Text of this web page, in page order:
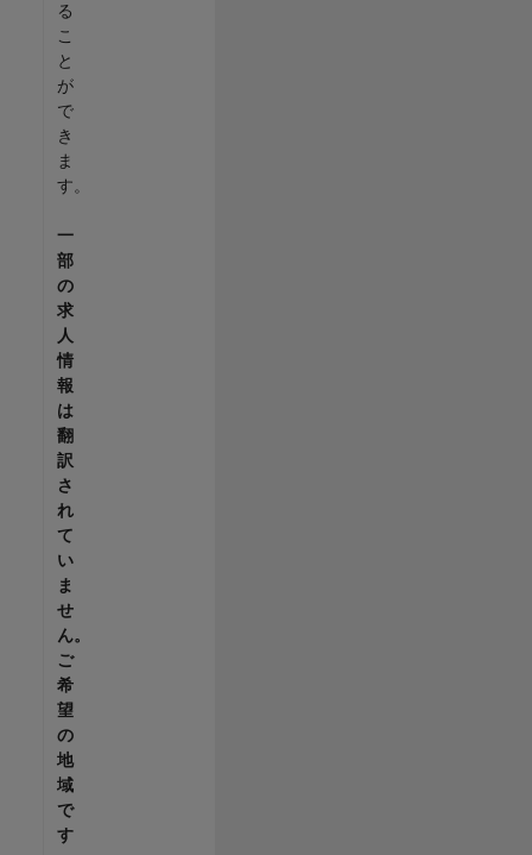
る
こ
と
が
で
き
ま
す。
一
部
の
求
人
情
報
は
翻
訳
さ
れ
て
い
ま
せ
ん。
ご
希
望
の
地
域
で
す